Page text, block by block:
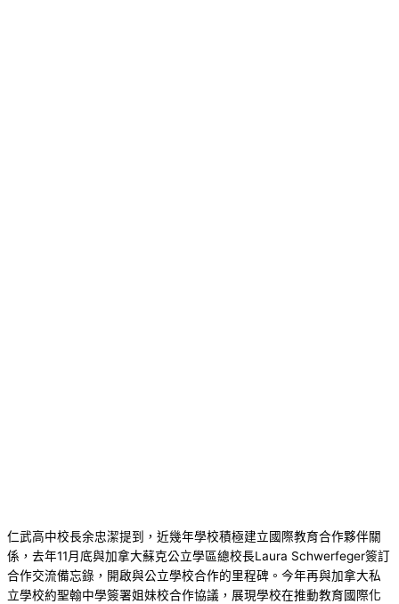
仁武高中校長余忠潔提到，近幾年學校積極建立國際教育合作夥伴關
係，去年11月底與加拿大蘇克公立學區總校長Laura Schwerfeger簽訂
合作交流備忘錄，開啟與公立學校合作的里程碑。今年再與加拿大私
立學校約聖翰中學簽署姐妹校合作協議，展現學校在推動教育國際化